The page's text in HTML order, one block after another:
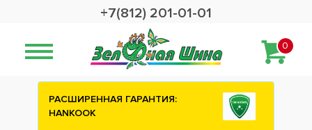
+7(812) 201-01-01
0
Сashback 2500 рублей на зимние